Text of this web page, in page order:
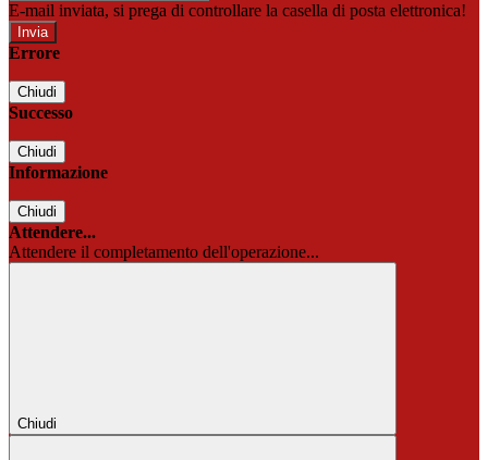
E-mail inviata, si prega di controllare la casella di posta elettronica!
Errore
Chiudi
Successo
Chiudi
Informazione
Chiudi
Attendere...
Attendere il completamento dell'operazione...
Chiudi